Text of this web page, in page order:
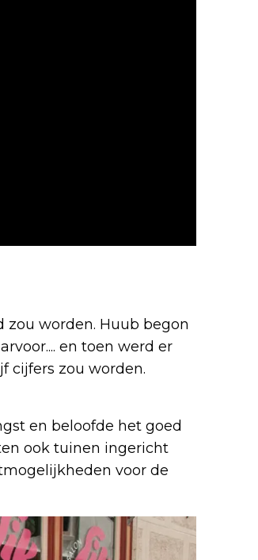
worden. Huub begon
en toen werd er
cijfers zou worden.
en beloofde het goed
ook tuinen ingericht
voor de